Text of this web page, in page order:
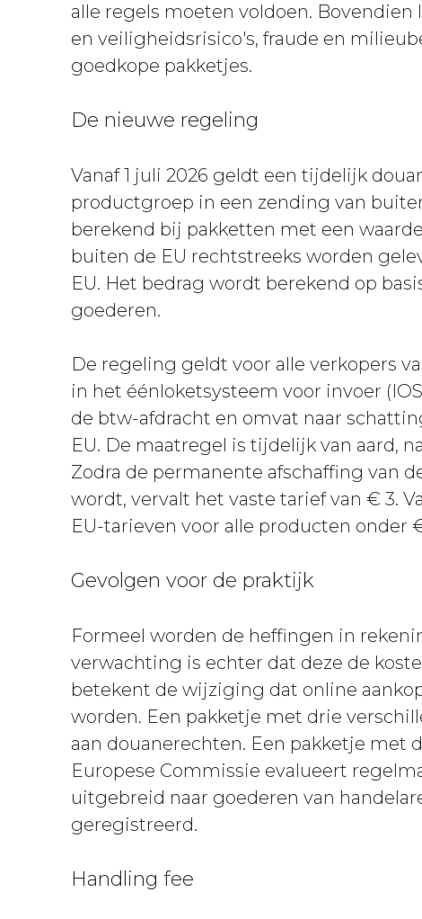
alle regels moeten voldoen.
en veiligheidsrisico's, fraude en
goedkope pakketjes.
De nieuwe regeling
Vanaf 1 juli 2026 geldt een tijdelijk
productgroep in een zending van
berekend bij pakketten met een
buiten de EU rechtstreeks worden
EU. Het bedrag wordt berekend op
goederen.
De regeling geldt voor alle verkopers
in het éénloketsysteem voor invoer
de btw-afdracht en omvat naar
EU. De maatregel is tijdelijk van aard,
Zodra de permanente afschaffing van
wordt, vervalt het vaste tarief van € 3.
EU-tarieven voor alle producten onder
Gevolgen voor de praktijk
Formeel worden de heffingen in
verwachting is echter dat deze de
betekent de wijziging dat online
worden. Een pakketje met drie
aan douanerechten. Een pakketje met
Europese Commissie evalueert
uitgebreid naar goederen van
geregistreerd.
Handling fee